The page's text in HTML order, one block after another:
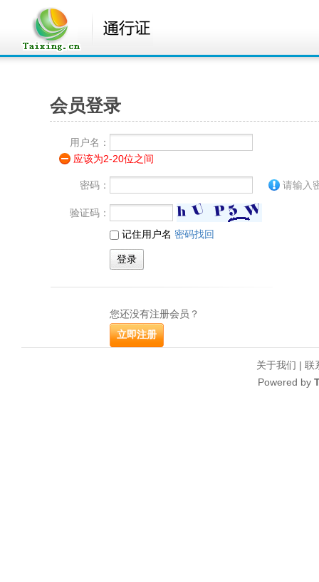
会员登录
用户名：
应该为2-20位之间
密码： 请输入
验证码：
记住用户名 密码找回
您还没有注册会员？
关于我们 | 联
Powered by